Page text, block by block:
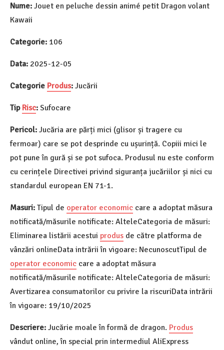
Nume: Jouet en peluche dessin animé petit Dragon volant
Kawaii
Categorie: 106
Data: 2025-12-05
Categorie Produs: Jucării
Tip Risc: Sufocare
Pericol: Jucăria are părți mici (glisor și tragere cu
fermoar) care se pot desprinde cu ușurință. Copiii mici le
pot pune în gură și se pot sufoca. Produsul nu este conform
cu cerințele Directivei privind siguranța jucăriilor și nici cu
standardul european EN 71-1.
Masuri: Tipul de operator economic care a adoptat măsura
notificată/măsurile notificate: AlteleCategoria de măsuri:
Eliminarea listării acestui produs de către platforma de
vânzări onlineData intrării în vigoare: NecunoscutTipul de
operator economic care a adoptat măsura
notificată/măsurile notificate: AlteleCategoria de măsuri:
Avertizarea consumatorilor cu privire la riscuriData intrării
în vigoare: 19/10/2025
Descriere: Jucărie moale în formă de dragon. Produs
vândut online, în special prin intermediul AliExpress